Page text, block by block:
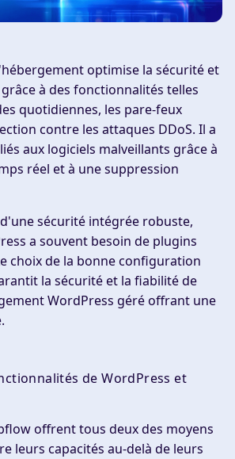
optimise la sécurité et
à des fonctionnalités telles
quotidiennes, les pare-feux
contre les attaques DDoS. Il a
aux logiciels malveillants grâce à
réel et à une suppression
sécurité intégrée robuste,
a souvent besoin de plugins
choix de la bonne configuration
la sécurité et la fiabilité de
WordPress géré offrant une
de WordPress et
offrent tous deux des moyens
leurs capacités au-delà de leurs